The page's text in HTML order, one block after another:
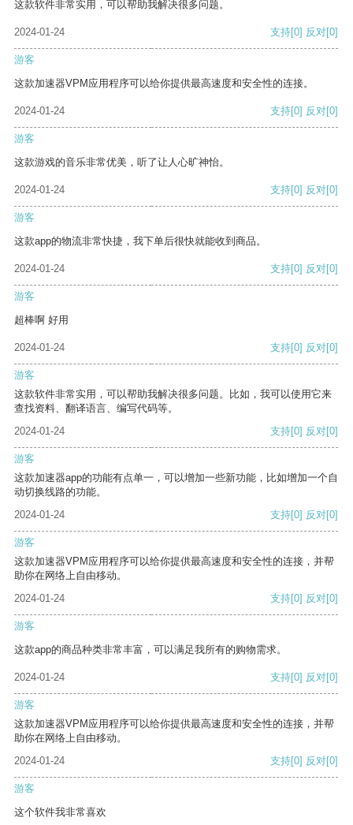
这款软件非常实用，可以帮助我解决很多问题。
2024-01-24 支持[0] 反对[0]
游客
这款加速器VPM应用程序可以给你提供最高速度和安全性的连接。
2024-01-24 支持[0] 反对[0]
游客
这款游戏的音乐非常优美，听了让人心旷神怡。
2024-01-24 支持[0] 反对[0]
游客
这款app的物流非常快捷，我下单后很快就能收到商品。
2024-01-24 支持[0] 反对[0]
游客
超棒啊 好用
2024-01-24 支持[0] 反对[0]
游客
这款软件非常实用，可以帮助我解决很多问题。比如，我可以使用它来
查找资料、翻译语言、编写代码等。
2024-01-24
支持[0] 反对[0]
游客
这款加速器app的功能有点单一，可以增加一些新功能，比如增加一个自
动切换线路的功能。
2024-01-24
支持[0] 反对[0]
游客
这款加速器VPM应用程序可以给你提供最高速度和安全性的连接，并帮
助你在网络上自由移动。
2024-01-24
支持[0] 反对[0]
游客
这款app的商品种类非常丰富，可以满足我所有的购物需求。
2024-01-24 支持[0] 反对[0]
游客
这款加速器VPM应用程序可以给你提供最高速度和安全性的连接，并帮
助你在网络上自由移动。
2024-01-24
支持[0] 反对[0]
游客
这个软件我非常喜欢